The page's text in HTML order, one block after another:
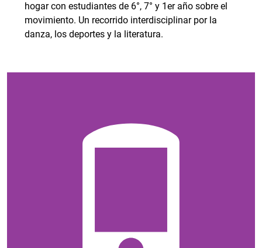
hogar con estudiantes de 6°, 7° y 1er año sobre el
movimiento. Un recorrido interdisciplinar por la
danza, los deportes y la literatura.